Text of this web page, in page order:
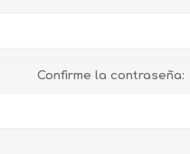
Confirme la contraseña: